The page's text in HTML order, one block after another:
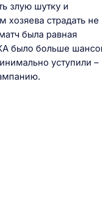
злую шутку и
хозяева страдать не
была равная
было больше
уступили –